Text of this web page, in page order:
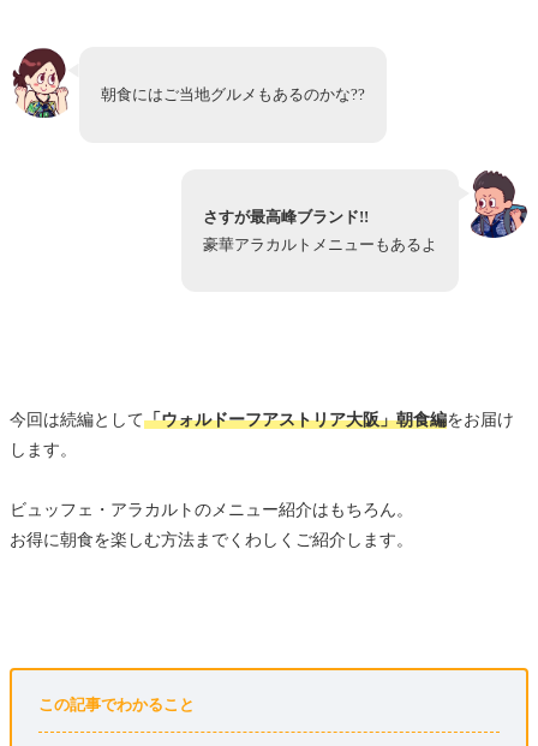
朝食にはご当地グルメもあるのかな??
さすが最高峰ブランド!!
豪華アラカルトメニューもあるよ
今回は続編として「ウォルドーフアストリア大阪」朝食編をお届け
します。
ビュッフェ・アラカルトのメニュー紹介はもちろん。
お得に朝食を楽しむ方法までくわしくご紹介します。
この記事でわかること